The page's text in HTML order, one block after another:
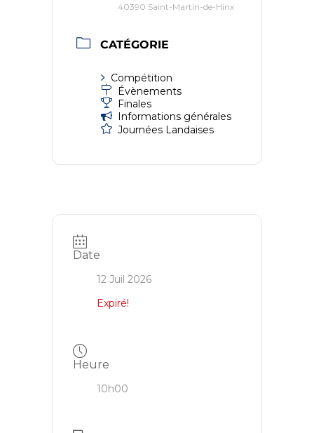
40390 Saint-Martin-de-Hinx
CATÉGORIE
Compétition
Évènements
Finales
Informations générales
Journées Landaises
Date
12 Juil 2026
Expiré!
Heure
10h00